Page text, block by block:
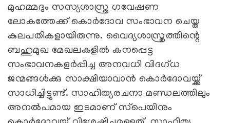
മുഹമ്മദും സസ്യശാസ്ത്ര ഗവേഷണ
ലോകത്തേക്ക് കൊര്‍ദോവ സംഭാവന ചെയ്ത
കുലപതികളായിരുന്നു. വൈദ്യശാസ്ത്രത്തിന്റെ
ബഹുമുഖ മേഖലകളില്‍ കനപ്പെട്ട
സംഭാവനകളര്‍പ്പിച്ച അനവധി വിദഗ്ധ
ജന്മങ്ങള്‍ക്കു സാക്ഷിയാവാന്‍ കൊര്‍ദോവയ്ക്ക്
സാധിച്ചിട്ടുണ്ട്. സാഹിത്യരചനാ മണ്ഡലത്തിലും
അനല്‍പമായ ഇടമാണ് സ്‌പെയിനും